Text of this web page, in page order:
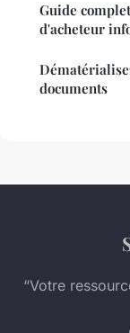
Guide
d'acheteur
documents
“Votre